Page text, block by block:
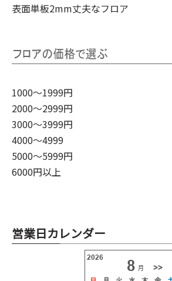
表面単板2mm丈夫なフロア
1000～1999円
2000～2999円
3000～3999円
4000～4999
5000～5999円
6000円以上
営業日カレンダー